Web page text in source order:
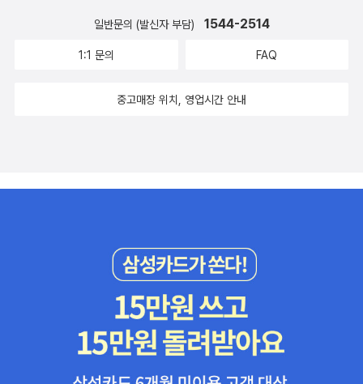
일반문의 (발신자 부담) 1544-2514
1:1 문의 FAQ
중고매장 위치, 영업시간 안내